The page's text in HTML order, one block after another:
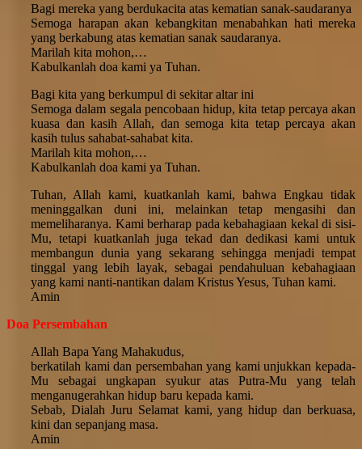
Bagi mereka yang berdukacita atas kematian sanak-saudaranya
Semoga harapan akan kebangkitan menabahkan hati mereka
yang berkabung atas kematian sanak saudaranya.
Marilah kita mohon,…
Kabulkanlah doa kami ya Tuhan.
Bagi kita yang berkumpul di sekitar altar ini
Semoga dalam segala pencobaan hidup, kita tetap percaya akan
kuasa dan kasih Allah, dan semoga kita tetap percaya akan
kasih tulus sahabat-sahabat kita.
Marilah kita mohon,…
Kabulkanlah doa kami ya Tuhan.
Tuhan, Allah kami, kuatkanlah kami, bahwa Engkau tidak
meninggalkan duni ini, melainkan tetap mengasihi dan
memeliharanya. Kami berharap pada kebahagiaan kekal di sisi-
Mu, tetapi kuatkanlah juga tekad dan dedikasi kami untuk
membangun dunia yang sekarang sehingga menjadi tempat
tinggal yang lebih layak, sebagai pendahuluan kebahagiaan
yang kami nanti-nantikan dalam Kristus Yesus, Tuhan kami.
Amin
Doa Persembahan
Allah Bapa Yang Mahakudus,
berkatilah kami dan persembahan yang kami unjukkan kepada-
Mu sebagai ungkapan syukur atas Putra-Mu yang telah
menganugerahkan hidup baru kepada kami.
Sebab, Dialah Juru Selamat kami, yang hidup dan berkuasa,
kini dan sepanjang masa.
Amin